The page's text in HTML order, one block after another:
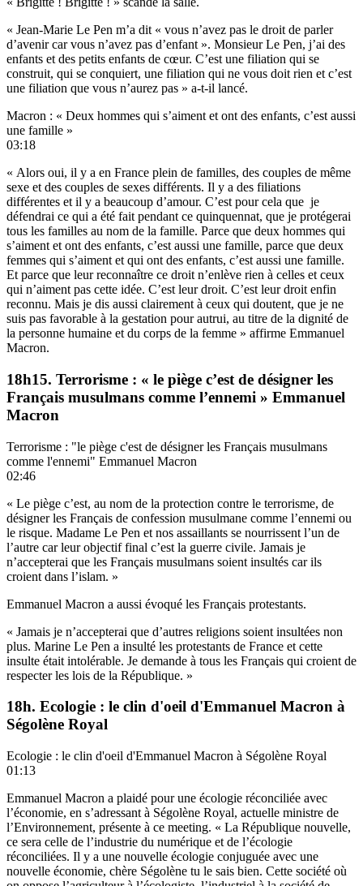
« Jean-Marie Le Pen m’a dit « vous n’avez pas le droit de parler
d’avenir car vous n’avez pas d’enfant ». Monsieur Le Pen, j’ai des
enfants et des petits enfants de cœur. C’est une filiation qui se
construit, qui se conquiert, une filiation qui ne vous doit rien et c’est
une filiation que vous n’aurez pas » a-t-il lancé.
Macron : « Deux hommes qui s’aiment et ont des enfants, c’est aussi
une famille »
03:18
« Alors oui, il y a en France plein de familles, des couples de même
sexe et des couples de sexes différents. Il y a des filiations
différentes et il y a beaucoup d’amour. C’est pour cela que je
défendrai ce qui a été fait pendant ce quinquennat, que je protégerai
tous les familles au nom de la famille. Parce que deux hommes qui
s’aiment et ont des enfants, c’est aussi une famille, parce que deux
femmes qui s’aiment et qui ont des enfants, c’est aussi une famille.
Et parce que leur reconnaître ce droit n’enlève rien à celles et ceux
qui n’aiment pas cette idée. C’est leur droit. C’est leur droit enfin
reconnu. Mais je dis aussi clairement à ceux qui doutent, que je ne
suis pas favorable à la gestation pour autrui, au titre de la dignité de
la personne humaine et du corps de la femme » affirme Emmanuel
Macron.
18h15. Terrorisme : « le piège c’est de désigner les
Français musulmans comme l’ennemi » Emmanuel
Macron
Terrorisme : "le piège c'est de désigner les Français musulmans
comme l'ennemi" Emmanuel Macron
02:46
« Le piège c’est, au nom de la protection contre le terrorisme, de
désigner les Français de confession musulmane comme l’ennemi ou
le risque. Madame Le Pen et nos assaillants se nourrissent l’un de
l’autre car leur objectif final c’est la guerre civile. Jamais je
n’accepterai que les Français musulmans soient insultés car ils
croient dans l’islam. »
Emmanuel Macron a aussi évoqué les Français protestants.
« Jamais je n’accepterai que d’autres religions soient insultées non
plus. Marine Le Pen a insulté les protestants de France et cette
insulte était intolérable. Je demande à tous les Français qui croient de
respecter les lois de la République. »
18h. Ecologie : le clin d'oeil d'Emmanuel Macron à
Ségolène Royal
Ecologie : le clin d'oeil d'Emmanuel Macron à Ségolène Royal
01:13
Emmanuel Macron a plaidé pour une écologie réconciliée avec
l’économie, en s’adressant à Ségolène Royal, actuelle ministre de
l’Environnement, présente à ce meeting. « La République nouvelle,
ce sera celle de l’industrie du numérique et de l’écologie
réconciliées. Il y a une nouvelle écologie conjuguée avec une
nouvelle économie, chère Ségolène tu le sais bien. Cette société où